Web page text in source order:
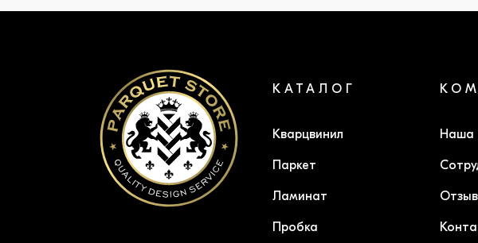
КАТАЛОГ
Кварцвинил
Паркет
Ламинат
Пробка
Наша